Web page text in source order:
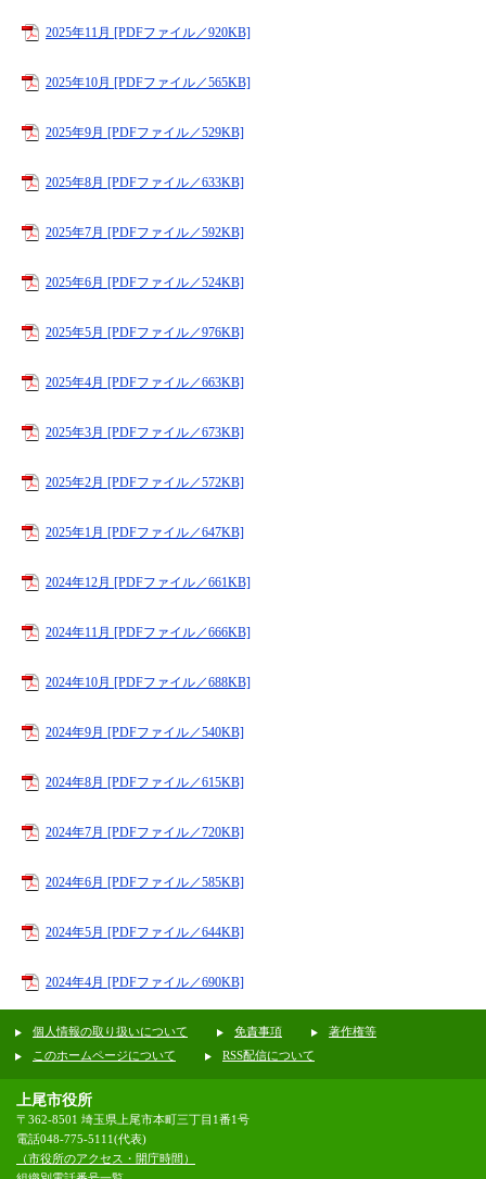
2025年11月 [PDFファイル／920KB]
2025年10月 [PDFファイル／565KB]
2025年9月 [PDFファイル／529KB]
2025年8月 [PDFファイル／633KB]
2025年7月 [PDFファイル／592KB]
2025年6月 [PDFファイル／524KB]
2025年5月 [PDFファイル／976KB]
2025年4月 [PDFファイル／663KB]
2025年3月 [PDFファイル／673KB]
2025年2月 [PDFファイル／572KB]
2025年1月 [PDFファイル／647KB]
2024年12月 [PDFファイル／661KB]
2024年11月 [PDFファイル／666KB]
2024年10月 [PDFファイル／688KB]
2024年9月 [PDFファイル／540KB]
2024年8月 [PDFファイル／615KB]
2024年7月 [PDFファイル／720KB]
2024年6月 [PDFファイル／585KB]
2024年5月 [PDFファイル／644KB]
2024年4月 [PDFファイル／690KB]
個人情報の取り扱いについて 免責事項
著作権等
このホームページについて
RSS配信について
上尾市役所
〒362-8501 埼玉県上尾市本町三丁目1番1号
電話048-775-5111(代表)
（市役所のアクセス・開庁時間）